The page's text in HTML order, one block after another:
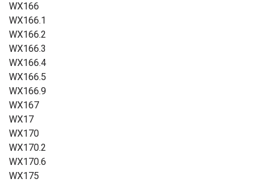
WX166
WX166.1
WX166.2
WX166.3
WX166.4
WX166.5
WX166.9
WX167
WX17
WX170
WX170.2
WX170.6
WX175